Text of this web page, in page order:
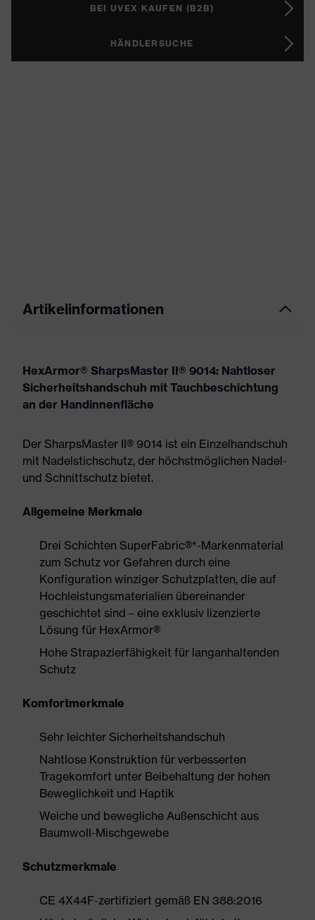
BEI UVEX KAUFEN (B2B)
HÄNDLERSUCHE
Artikelinformationen
HexArmor® SharpsMaster II® 9014: Nahtloser
Sicherheitshandschuh mit Tauchbeschichtung
an der Handinnenfläche
Der SharpsMaster II® 9014 ist ein Einzelhandschuh
mit Nadelstichschutz, der höchstmöglichen Nadel-
und Schnittschutz bietet.
Allgemeine Merkmale
Drei Schichten SuperFabric®*-Markenmaterial
zum Schutz vor Gefahren durch eine
Konfiguration winziger Schutzplatten, die auf
Hochleistungsmaterialien übereinander
geschichtet sind – eine exklusiv lizenzierte
Lösung für HexArmor®
Hohe Strapazierfähigkeit für langanhaltenden
Schutz
Komfortmerkmale
Sehr leichter Sicherheitshandschuh
Nahtlose Konstruktion für verbesserten
Tragekomfort unter Beibehaltung der hohen
Beweglichkeit und Haptik
Weiche und bewegliche Außenschicht aus
Baumwoll-Mischgewebe
Schutzmerkmale
CE 4X44F-zertifiziert gemäß EN 388:2016